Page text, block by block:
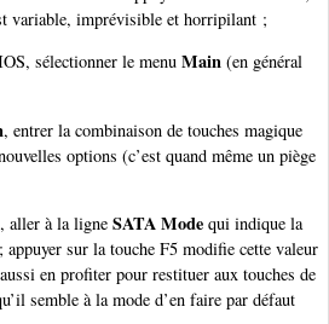
variable, imprévisible et horripilant ;
sélectionner le menu Main (en général
, entrer la combinaison de touches magique
options (c’est quand même un piège
aller à la ligne SATA Mode qui indique la
; appuyer sur la touche F5 modifie cette valeur
en profiter pour restituer aux touches de
semble à la mode d’en faire par défaut